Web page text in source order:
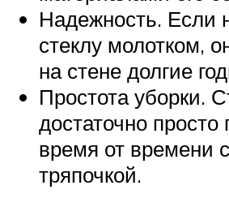
Надежность. Если
стеклу молотком,
на стене долгие
Простота уборки.
достаточно просто
время от времени
тряпочкой.